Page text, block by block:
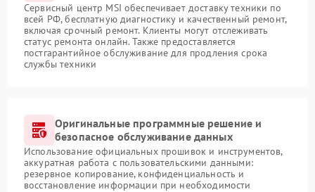
Сервисный центр MSI обеспечивает доставку техники по
всей РФ, бесплатную диагностику и качественный ремонт,
включая срочный ремонт. Клиенты могут отслеживать
статус ремонта онлайн. Также предоставляется
постгарантийное обслуживание для продления срока
службы техники
Оригинальные программные решение и
безопасное обслуживание данных
Использование официальных прошивок и инструментов,
аккуратная работа с пользовательскими данными:
резервное копирование, конфиденциальность и
восстановление информации при необходимости